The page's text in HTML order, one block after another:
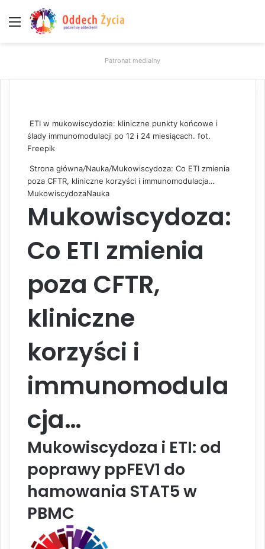
Menu
Patronat medialny
ETI w mukowiscydozie: kliniczne punkty końcowe i
ślady immunomodulacji po 12 i 24 miesiącach. fot.
Freepik
Strona główna/Nauka/Mukowiscydoza: Co ETI zmienia
poza CFTR, kliniczne korzyści i immunomodulacja…
MukowiscydozaNauka
Mukowiscydoza:
Co ETI zmienia
poza CFTR,
kliniczne
korzyści i
immunomodula
cja…
Mukowiscydoza i ETI: od
poprawy ppFEV1 do
hamowania STAT5 w
PBMC